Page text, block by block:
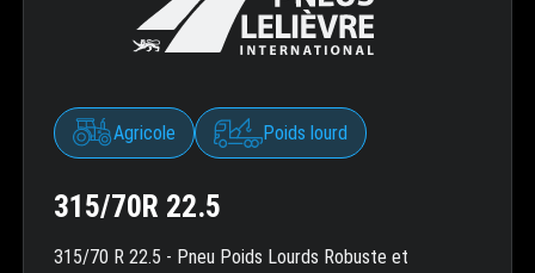
Agricole Poids lourd
315/70R 22.5
315/70 R 22.5 - Pneu Poids Lourds Robuste et